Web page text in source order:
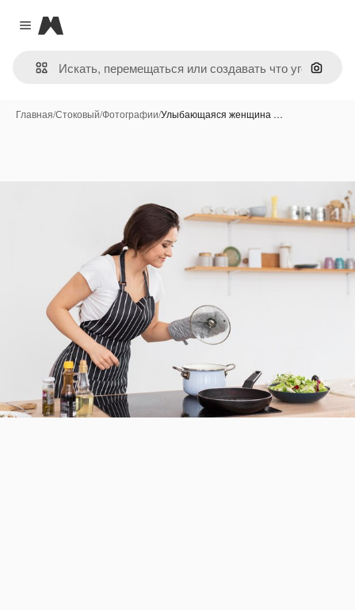
Close menu
Magnific
Поиск
Главная/Стоковый/Фотографии/Улыбающаяся женщина …